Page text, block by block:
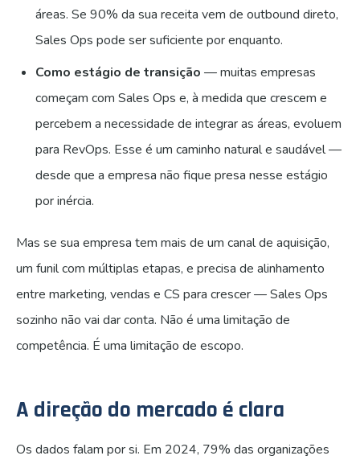
áreas. Se 90% da sua receita vem de outbound direto,
Sales Ops pode ser suficiente por enquanto.
Como estágio de transição — muitas empresas
começam com Sales Ops e, à medida que crescem e
percebem a necessidade de integrar as áreas, evoluem
para RevOps. Esse é um caminho natural e saudável —
desde que a empresa não fique presa nesse estágio
por inércia.
Mas se sua empresa tem mais de um canal de aquisição,
um funil com múltiplas etapas, e precisa de alinhamento
entre marketing, vendas e CS para crescer — Sales Ops
sozinho não vai dar conta. Não é uma limitação de
competência. É uma limitação de escopo.
A direção do mercado é clara
Os dados falam por si. Em 2024, 79% das organizações